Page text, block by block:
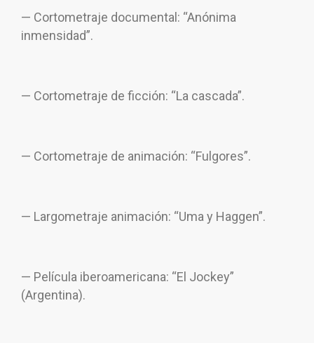
— Cortometraje documental: “Anónima
inmensidad”.
— Cortometraje de ficción: “La cascada”.
— Cortometraje de animación: “Fulgores”.
— Largometraje animación: “Uma y Haggen”.
— Película iberoamericana: “El Jockey”
(Argentina).